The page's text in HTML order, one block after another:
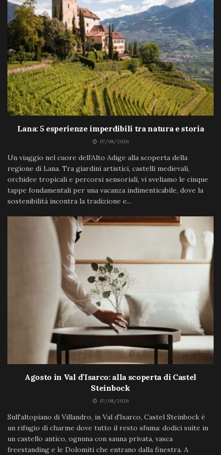
Lana: 5 esperienze imperdibili tra natura e storia
07/08/2026
Un viaggio nel cuore dell’Alto Adige alla scoperta della
regione di Lana. Tra giardini artistici, castelli medievali,
orchidee tropicali e percorsi sensoriali, vi sveliamo le cinque
tappe fondamentali per una vacanza indimenticabile, dove la
sostenibilità incontra la tradizione e...
Agosto in Val d’Isarco: alla scoperta di Castel
Steinbock
07/08/2026
Sull'altopiano di Villandro, in Val d'Isarco, Castel Steinbock è
un rifugio di charme dove tutto il resto sfuma: dodici suite in
un castello antico, ognuna con sauna privata, vasca
freestanding e le Dolomiti che entrano dalla finestra. A